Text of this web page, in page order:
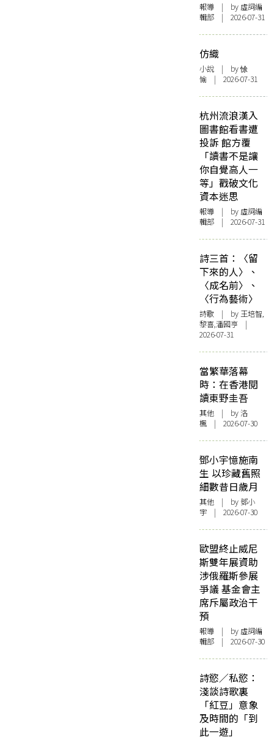
報導 | by 虛詞編
輯部 | 2026-07-31
仿織
小說 | by 悇
愉 | 2026-07-31
杭州流浪漢入
圖書館看書遭
投訴 館方覆
「讀書不是讓
你自覺高人一
等」戳破文化
資本迷思
報導 | by 虛詞編
輯部 | 2026-07-31
詩三首：〈留
下來的人〉、
〈成名前〉、
〈行為藝術〉
詩歌 | by 王培智,
黎喜,潘國亨 |
2026-07-31
當繁華落幕
時：在香港閱
讀東野圭吾
其他 | by洛
楓 | 2026-07-30
鄧小宇憶施南
生 以珍藏舊照
細數昔日歲月
其他 | by 鄧小
宇 | 2026-07-30
歐盟終止威尼
斯雙年展資助
涉俄羅斯參展
爭議 基金會主
席斥屬政治干
預
報導 | by 虛詞編
輯部 | 2026-07-30
詩慾／私慾：
淺談詩歌裏
「紅豆」意象
及時間的「到
此一遊」